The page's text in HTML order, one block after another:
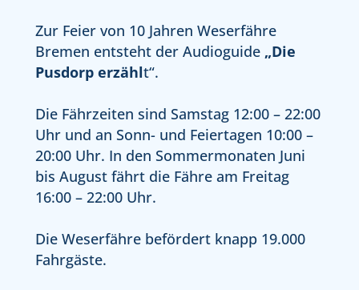
Zur Feier von 10 Jahren Weserfähre
Bremen entsteht der Audioguide „Die
Pusdorp erzählt“.
Die Fährzeiten sind Samstag 12:00 – 22:00
Uhr und an Sonn- und Feiertagen 10:00 –
20:00 Uhr. In den Sommermonaten Juni
bis August fährt die Fähre am Freitag
16:00 – 22:00 Uhr.
Die Weserfähre befördert knapp 19.000
Fahrgäste.